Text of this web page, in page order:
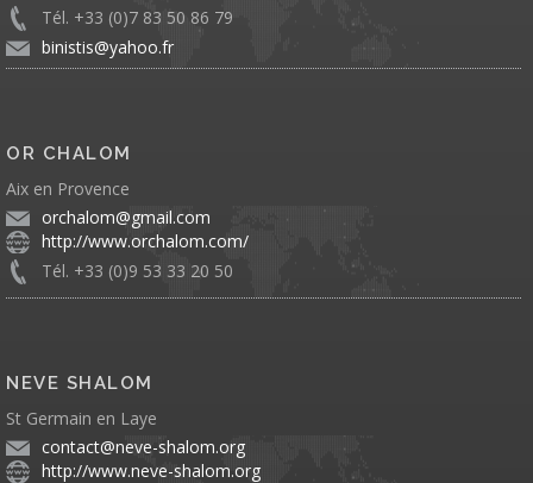
Tél. +33 (0)7 83 50 86 79
binistis@yahoo.fr
OR CHALOM
Aix en Provence
orchalom@gmail.com
http://www.orchalom.com/
Tél. +33 (0)9 53 33 20 50
NEVE SHALOM
St Germain en Laye
contact@neve-shalom.org
http://www.neve-shalom.org